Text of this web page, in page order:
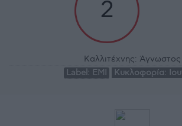
2
Καλλιτέχνης: Άγνωστος
Label: EMI Κυκλοφορία: